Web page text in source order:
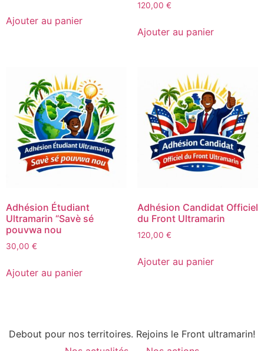
Ajouter au panier
120,00 €
Ajouter au panier
Adhésion Étudiant
Ultramarin “Savè sé
pouvwa nou
30,00 €
Ajouter au panier
Adhésion Candidat Officiel
du Front Ultramarin
120,00 €
Ajouter au panier
Debout pour nos territoires. Rejoins le Front ultramarin!